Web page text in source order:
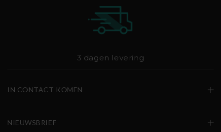
3 dagen levering
IN CONTACT KOMEN
NIEUWSBRIEF